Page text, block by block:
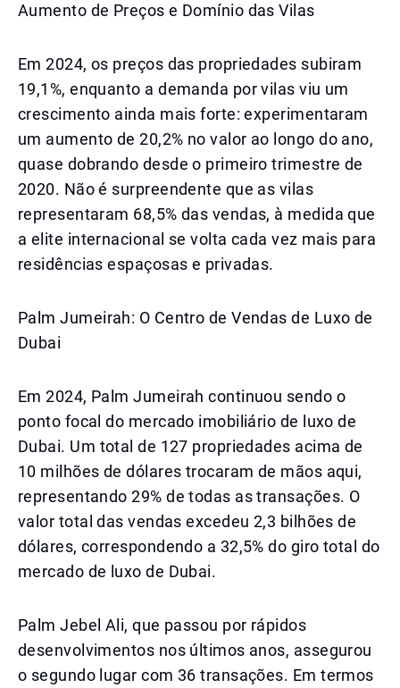
Aumento de Preços e Domínio das Vilas
Em 2024, os preços das propriedades subiram
19,1%, enquanto a demanda por vilas viu um
crescimento ainda mais forte: experimentaram
um aumento de 20,2% no valor ao longo do ano,
quase dobrando desde o primeiro trimestre de
2020. Não é surpreendente que as vilas
representaram 68,5% das vendas, à medida que
a elite internacional se volta cada vez mais para
residências espaçosas e privadas.
Palm Jumeirah: O Centro de Vendas de Luxo de
Dubai
Em 2024, Palm Jumeirah continuou sendo o
ponto focal do mercado imobiliário de luxo de
Dubai. Um total de 127 propriedades acima de
10 milhões de dólares trocaram de mãos aqui,
representando 29% de todas as transações. O
valor total das vendas excedeu 2,3 bilhões de
dólares, correspondendo a 32,5% do giro total do
mercado de luxo de Dubai.
Palm Jebel Ali, que passou por rápidos
desenvolvimentos nos últimos anos, assegurou
o segundo lugar com 36 transações. Em termos